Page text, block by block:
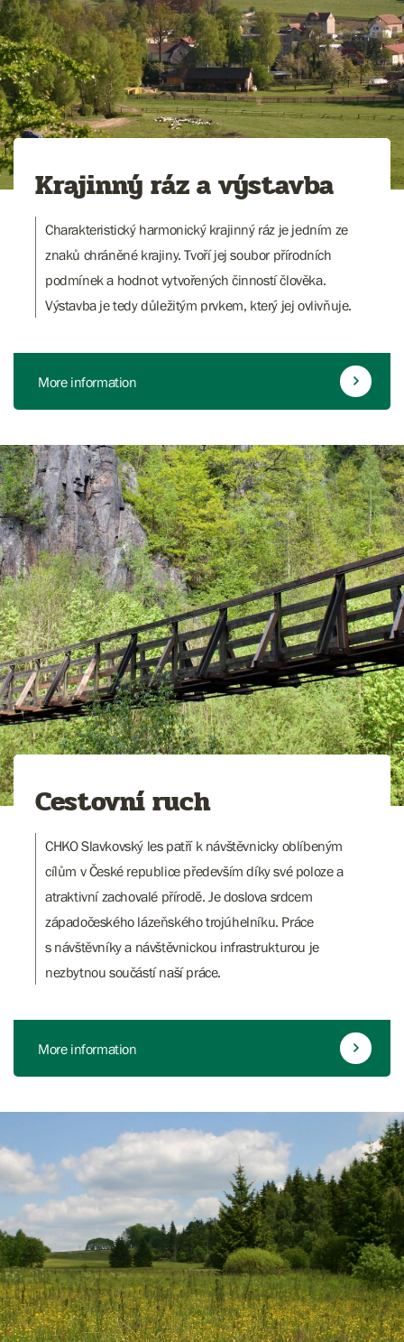
Krajinný ráz a výstavba
Charakteristický harmonický krajinný ráz je jedním ze
znaků chráněné krajiny. Tvoří jej soubor přírodních
podmínek a hodnot vytvořených činností člověka.
Výstavba je tedy důležitým prvkem, který jej ovlivňuje.
More information
Cestovní ruch
CHKO Slavkovský les patří k návštěvnicky oblíbeným
cílům v České republice především díky své poloze a
atraktivní zachovalé přírodě. Je doslova srdcem
západočeského lázeňského trojúhelníku. Práce
s návštěvníky a návštěvnickou infrastrukturou je
nezbytnou součástí naší práce.
More information